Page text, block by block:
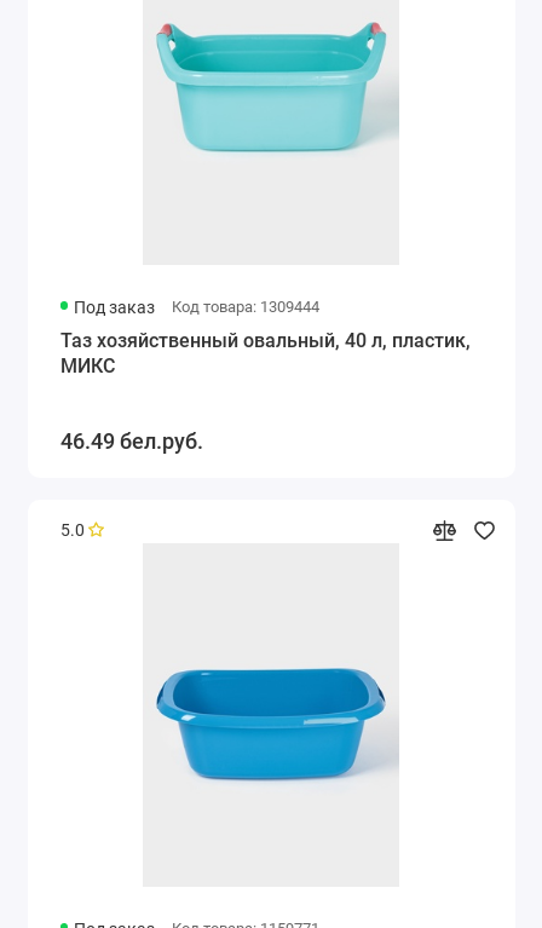
Под заказ Код товара: 1309444
Таз хозяйственный овальный, 40 л, пластик,
МИКС
46.49 бел.руб.
5.0